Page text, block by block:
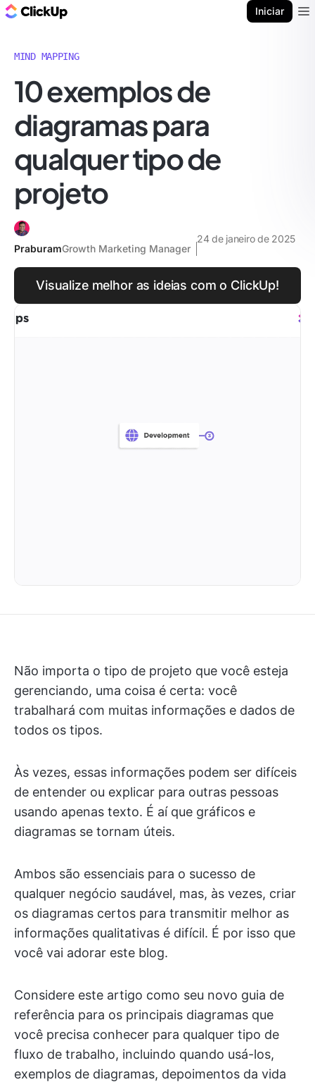
Iniciar
MIND MAPPING
10 exemplos de
diagramas para
qualquer tipo de
projeto
PraburamGrowth Marketing Manager
24 de janeiro de 2025
Visualize melhor as ideias com o ClickUp!
Não importa o tipo de projeto que você esteja
gerenciando, uma coisa é certa: você
trabalhará com muitas informações e dados de
todos os tipos.
Às vezes, essas informações podem ser difíceis
de entender ou explicar para outras pessoas
usando apenas texto. É aí que gráficos e
diagramas se tornam úteis.
Ambos são essenciais para o sucesso de
qualquer negócio saudável, mas, às vezes, criar
os diagramas certos para transmitir melhor as
informações qualitativas é difícil. É por isso que
você vai adorar este blog.
Considere este artigo como seu novo guia de
referência para os principais diagramas que
você precisa conhecer para qualquer tipo de
fluxo de trabalho, incluindo quando usá-los,
exemplos de diagramas, depoimentos da vida